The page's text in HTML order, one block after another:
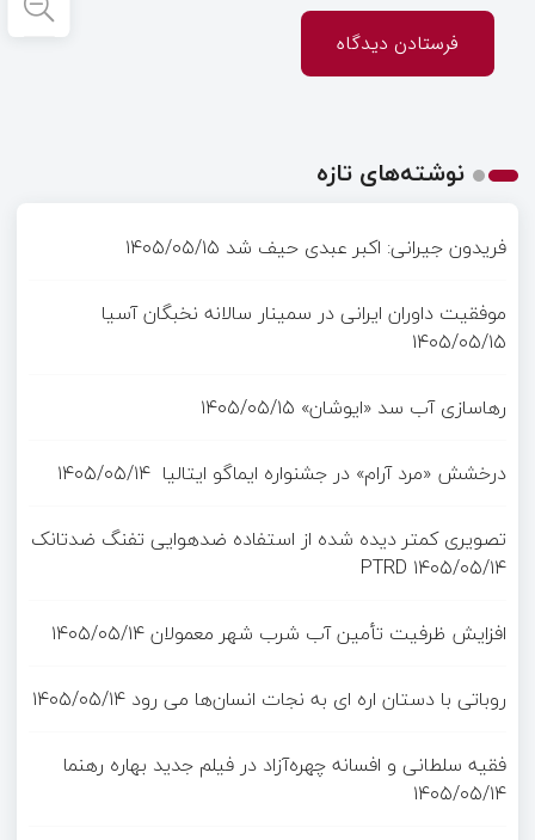
نوشته‌های تازه
فریدون جیرانی: اکبر عبدی حیف شد ۱۴۰۵/۰۵/۱۵
موفقیت داوران ایرانی در سمینار سالانه نخبگان آسیا
۱۴۰۵/۰۵/۱۵
رهاسازی آب سد «ایوشان» ۱۴۰۵/۰۵/۱۵
درخشش «مرد آرام» در جشنواره ایماگو ایتالیا ۱۴۰۵/۰۵/۱۴
تصویری کمتر دیده شده از استفاده ضدهوایی تفنگ ضدتانک
PTRD ۱۴۰۵/۰۵/۱۴
افزایش ظرفیت تأمین آب شرب شهر معمولان۱۴۰۵/۰۵/۱۴
روباتی با دستان اره ای به نجات انسان‌ها می رود ۱۴۰۵/۰۵/۱۴
فقیه سلطانی و افسانه چهره‌آزاد در فیلم جدید بهاره رهنما
۱۴۰۵/۰۵/۱۴